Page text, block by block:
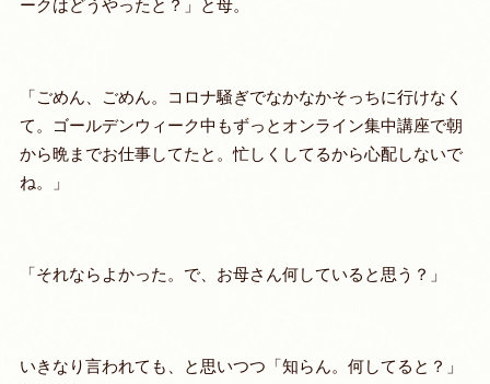
ークはどうやったと？」と母。
「ごめん、ごめん。コロナ騒ぎでなかなかそっちに行けなく
て。ゴールデンウィーク中もずっとオンライン集中講座で朝
から晩までお仕事してたと。忙しくしてるから心配しないで
ね。」
「それならよかった。で、お母さん何していると思う？」
いきなり言われても、と思いつつ「知らん。何してると？」